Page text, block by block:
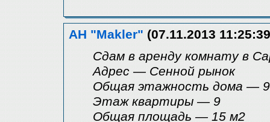
АН "Makler" (07.11.2013
Сдам в аренду комнату в
Адрес — Сенной рынок
Общая этажность дома — 9
Этаж квартиры — 9
Общая площадь — 15 м2